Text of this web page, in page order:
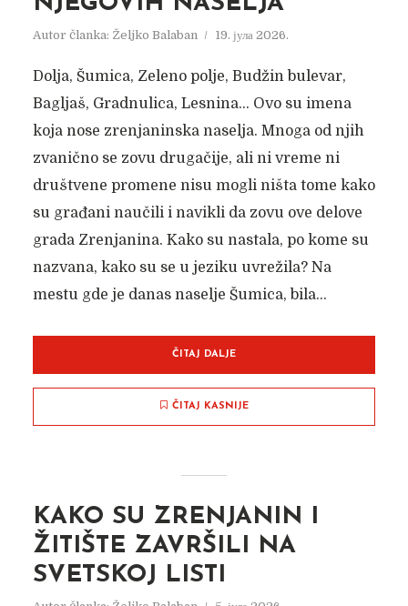
MURANO STAKLA DO
BANJSKIH ČAŠA, A KO
ZNA ŠTA NAS JOŠ ČEKA
Autor članka: Željko Balaban 19. јула 2026.
Dolja, Šumica, Zeleno polje, Budžin bulevar,
Bagljaš, Gradnulica, Lesnina… Ovo su imena
koja nose zrenjaninska naselja. Mnoga od njih
zvanično se zovu drugačije, ali ni vreme ni
društvene promene nisu mogli ništa tome kako
su građani naučili i navikli da zovu ove delove
grada Zrenjanina. Kako su nastala, po kome su
nazvana, kako su se u jeziku uvrežila? Na
mestu gde je danas naselje Šumica, bila...
ČITAJ DALJE
ČITAJ KASNIJE
KAKO SU ZRENJANIN I
ŽITIŠTE ZAVRŠILI NA
SVETSKOJ LISTI